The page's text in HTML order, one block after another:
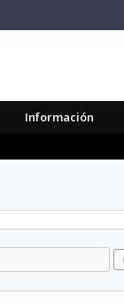
Información